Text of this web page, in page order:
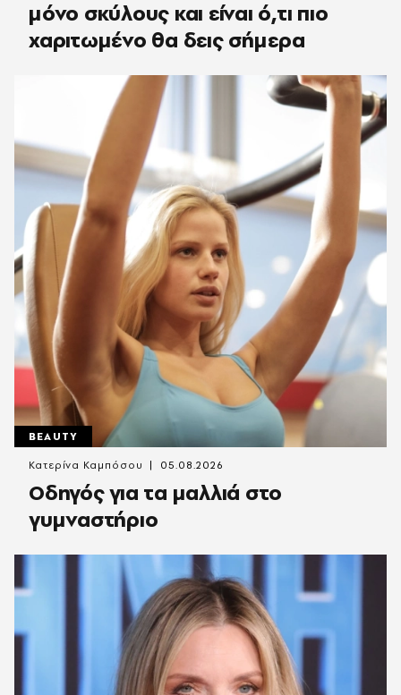
μόνο σκύλους και είναι ό,τι πιο
χαριτωμένο θα δεις σήμερα
BEAUTY
Οδηγός για τα μαλλιά στο
γυμναστήριο
Κατερίνα Καμπόσου 05.08.2026